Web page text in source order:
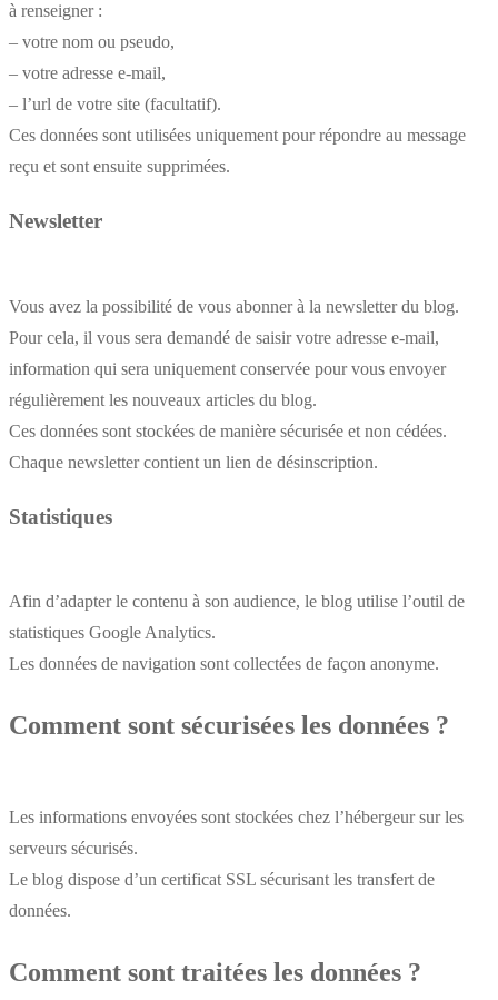
à renseigner :
– votre nom ou pseudo,
– votre adresse e-mail,
– l’url de votre site (facultatif).
Ces données sont utilisées uniquement pour répondre au message
reçu et sont ensuite supprimées.
Newsletter
Vous avez la possibilité de vous abonner à la newsletter du blog.
Pour cela, il vous sera demandé de saisir votre adresse e-mail,
information qui sera uniquement conservée pour vous envoyer
régulièrement les nouveaux articles du blog.
Ces données sont stockées de manière sécurisée et non cédées.
Chaque newsletter contient un lien de désinscription.
Statistiques
Afin d’adapter le contenu à son audience, le blog utilise l’outil de
statistiques Google Analytics.
Les données de navigation sont collectées de façon anonyme.
Comment sont sécurisées les données ?
Les informations envoyées sont stockées chez l’hébergeur sur les
serveurs sécurisés.
Le blog dispose d’un certificat SSL sécurisant les transfert de
données.
Comment sont traitées les données ?